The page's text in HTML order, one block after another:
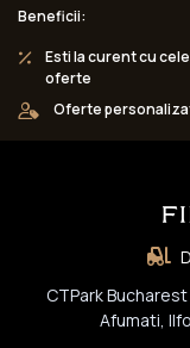
Beneficii:
Esti la curent cu
oferte
Oferte
CTPark
Afumati,